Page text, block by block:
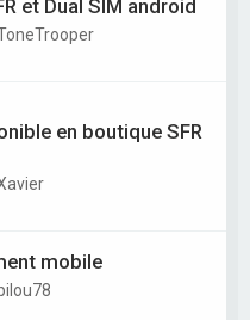
et Dual SIM android
en boutique SFR
mobile